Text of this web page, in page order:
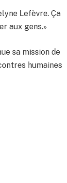
Lefèvre. Ça
aux gens.»
sa mission de
humaines